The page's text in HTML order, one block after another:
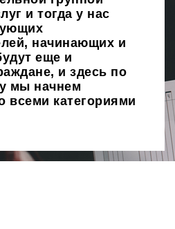
и тогда у нас
начинающих и
еще и
и здесь по
мы начнем
всеми категориями